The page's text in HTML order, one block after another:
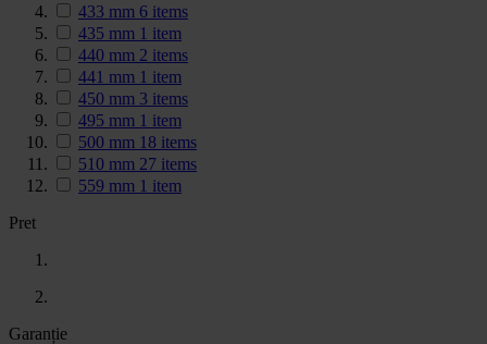
433 mm 6 items
435 mm 1 item
440 mm 2 items
441 mm 1 item
450 mm 3 items
495 mm 1 item
500 mm 18 items
510 mm 27 items
559 mm 1 item
Pret
Garanție